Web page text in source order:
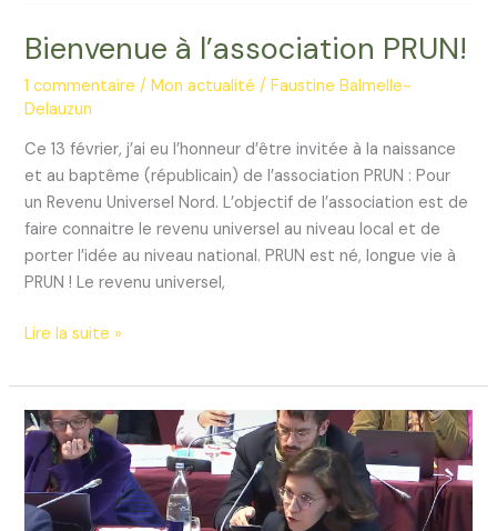
Lille
Bienvenue à l’association PRUN!
1 commentaire /Mon actualité /Faustine Balmelle-
Delauzun
Ce 13 février, j’ai eu l’honneur d’être invitée à la naissance
et au baptême (républicain) de l’association PRUN : Pour
un Revenu Universel Nord. L’objectif de l’association est de
faire connaitre le revenu universel au niveau local et de
porter l’idée au niveau national. PRUN est né, longue vie à
PRUN ! Le revenu universel,
Bienvenue
l’association
PRUN!
Lire la suite »